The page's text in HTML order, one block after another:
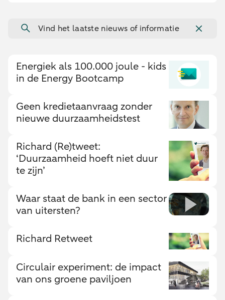
Vind het laatste nieuws of informatie
Energiek als 100.000 joule - kids
in de Energy Bootcamp
Geen kredietaanvraag zonder
nieuwe duurzaamheidstest
Richard (Re)tweet:
‘Duurzaamheid hoeft niet duur
te zijn’
Waar staat de bank in een sector
van uitersten?
Richard Retweet
Circulair experiment: de impact
van ons groene paviljoen